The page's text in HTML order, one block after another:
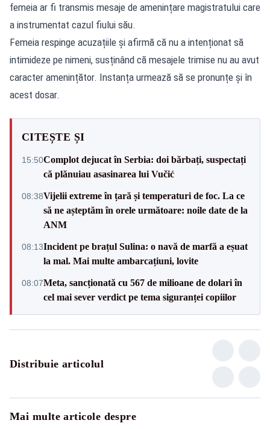
femeia ar fi transmis mesaje de amenințare magistratului care
a instrumentat cazul fiului său.
Femeia respinge acuzațiile și afirmă că nu a intenționat să
intimideze pe nimeni, susținând că mesajele trimise nu au avut
caracter amenințător. Instanța urmează să se pronunțe și în
acest dosar.
CITEȘTE ȘI
15:50Complot dejucat în Serbia: doi bărbați, suspectați
că plănuiau asasinarea lui Vučić
08:38Vijelii extreme în țară și temperaturi de foc. La ce
să ne așteptăm în orele următoare: noile date de la
ANM
08:13Incident pe brațul Sulina: o navă de marfă a eșuat
la mal. Mai multe ambarcațiuni, lovite
08:07Meta, sancționată cu 567 de milioane de dolari în
cel mai sever verdict pe tema siguranței copiilor
Distribuie articolul
Mai multe articole despre